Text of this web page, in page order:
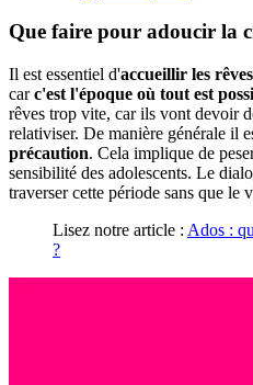
Que faire pour adoucir la
Il est essentiel d'accueillir les
carc'est l'époque où tout est
rêves trop vite, car ils vont devoir
relativiser. De manière générale il
précaution. Cela implique de
sensibilité des adolescents. Le
traverser cette période sans que le
Lisez notre article : Ados :
?